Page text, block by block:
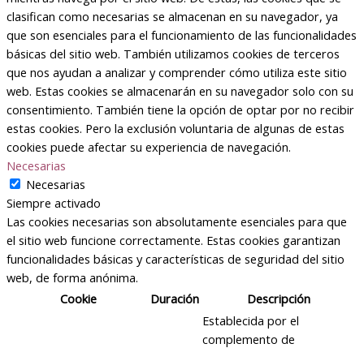
clasifican como necesarias se almacenan en su navegador, ya
que son esenciales para el funcionamiento de las funcionalidades
básicas del sitio web. También utilizamos cookies de terceros
que nos ayudan a analizar y comprender cómo utiliza este sitio
web. Estas cookies se almacenarán en su navegador solo con su
consentimiento. También tiene la opción de optar por no recibir
estas cookies. Pero la exclusión voluntaria de algunas de estas
cookies puede afectar su experiencia de navegación.
Necesarias
Necesarias
Siempre activado
Las cookies necesarias son absolutamente esenciales para que
el sitio web funcione correctamente. Estas cookies garantizan
funcionalidades básicas y características de seguridad del sitio
web, de forma anónima.
Cookie
Duración Descripción
Establecida por el
complemento de